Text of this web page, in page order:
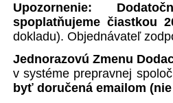
Upozornenie:
spoplatňujeme čiastkou
dokladu). Objednávateľ
Jednorazovú Zmenu
v systéme prepravnej
byť doručená emailom